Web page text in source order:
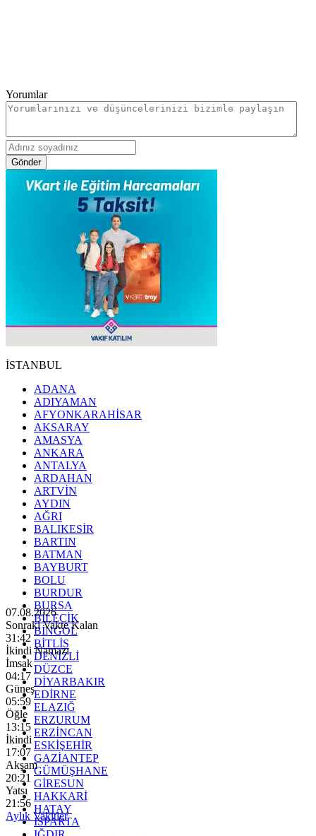
Yorumlar
Gönder
İSTANBUL
ADANA
ADIYAMAN
AFYONKARAHİSAR
AKSARAY
AMASYA
ANKARA
ANTALYA
ARDAHAN
ARTVİN
AYDIN
AĞRI
BALIKESİR
BARTIN
BATMAN
BAYBURT
BOLU
BURDUR
BURSA
BİLECİK
BİNGÖL
BİTLİS
DENİZLİ
DÜZCE
DİYARBAKIR
EDİRNE
ELAZIĞ
ERZURUM
ERZİNCAN
ESKİŞEHİR
GAZİANTEP
GÜMÜŞHANE
GİRESUN
HAKKARİ
HATAY
ISPARTA
07.08.2026
Sonraki Vakte Kalan
31:41
İkindi Namazı
İmsak
04:17
Güneş
05:59
Öğle
13:15
İkindi
17:07
Akşam
20:21
Yatsı
21:56
Aylık Vakitler